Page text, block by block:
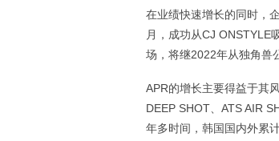
在业绩快速增长的同时，
月，成功从CJ ONSTYLE
场，将继2022年从独角兽
APR的增长主要得益于其
DEEP SHOT、ATS AIR
年多时间，韩国国内外累